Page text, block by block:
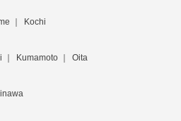
Kochi
Kumamoto Oita